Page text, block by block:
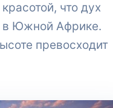
что дух
в Южной Африке.
превосходит